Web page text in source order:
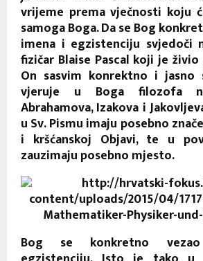
vrijeme prema vječnosti koju
samoga Boga. Da se Bog
imena i egzistenciju svjedoči
fizičar Blaise Pascal koji je
On sasvim konrektno i jasno
vjeruje u Boga filozofa
Abrahamova, Izakova i
u Sv. Pismu imaju posebno
i kršćanskoj Objavi, te u
zauzimaju posebno mjesto.
Bog se konkretno